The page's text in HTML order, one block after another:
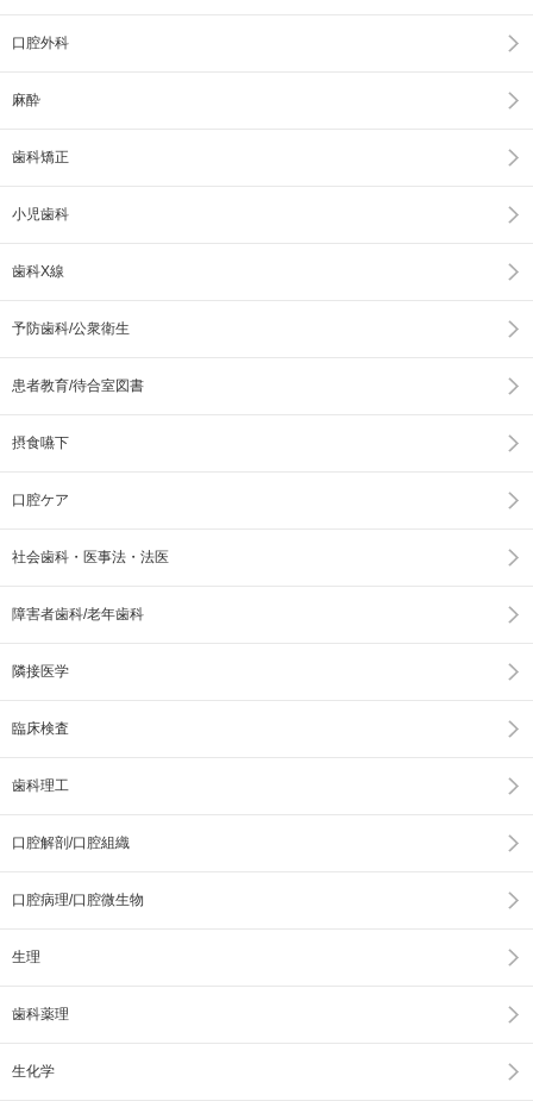
口腔外科
麻酔
歯科矯正
小児歯科
歯科X線
予防歯科/公衆衛生
患者教育/待合室図書
摂食嚥下
口腔ケア
社会歯科・医事法・法医
障害者歯科/老年歯科
隣接医学
臨床検査
歯科理工
口腔解剖/口腔組織
口腔病理/口腔微生物
生理
歯科薬理
生化学